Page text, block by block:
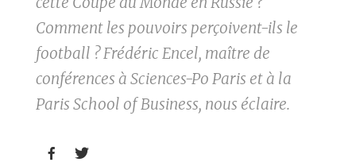
Comment les pouvoirs perçoivent-ils le
football ? Frédéric Encel, maître de
conférences à Sciences-Po Paris et à la
Paris School of Business, nous éclaire.
 